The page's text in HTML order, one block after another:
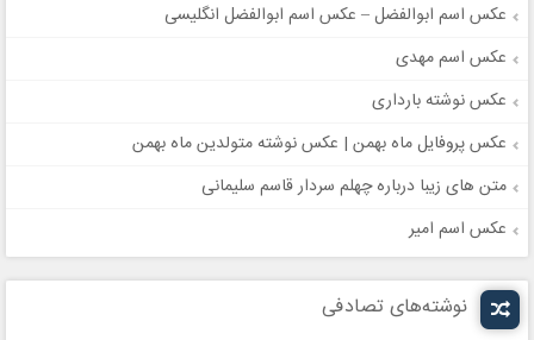
عکس اسم ابوالفضل – عکس اسم ابوالفضل انگلیسی
عکس اسم مهدی
عکس نوشته بارداری
عکس پروفایل ماه بهمن | عکس نوشته متولدین ماه بهمن
متن های زیبا درباره چهلم سردار قاسم سلیمانی
عکس اسم امیر
نوشته‌های تصادفی